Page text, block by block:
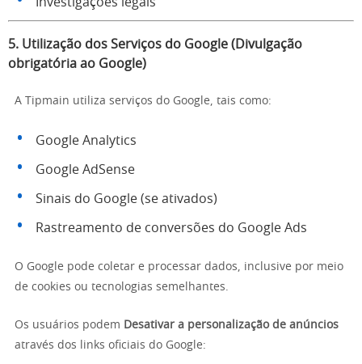
5. Utilização dos Serviços do Google (Divulgação
obrigatória ao Google)
A Tipmain utiliza serviços do Google, tais como:
Google Analytics
Google AdSense
Sinais do Google (se ativados)
Rastreamento de conversões do Google Ads
O Google pode coletar e processar dados, inclusive por meio
de cookies ou tecnologias semelhantes.
Os usuários podem Desativar a personalização de anúncios
através dos links oficiais do Google: